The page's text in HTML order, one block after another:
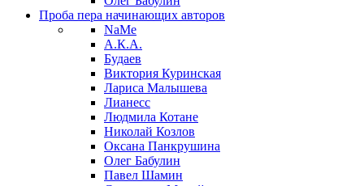
Проба пера начинающих авторов
NaMe
А.К.А.
Будаев
Виктория Куринская
Лариса Малышева
Лианесс
Людмила Котане
Николай Козлов
Оксана Панкрушина
Олег Бабулин
Павел Шамин